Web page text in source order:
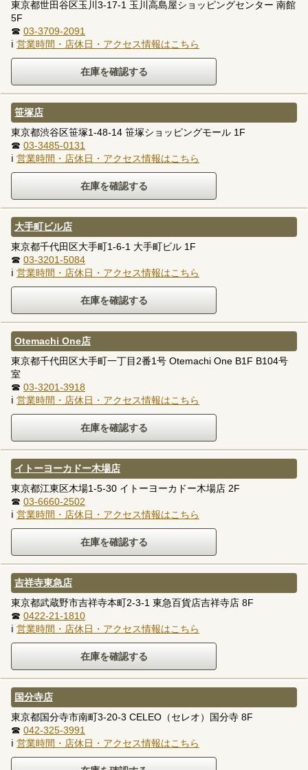
東京都世田谷区玉川3-17-1 玉川高島屋ショッピングセンター 南館
5F
☎ 03-3709-2091
ℹ 営業時間・店休日・アクセス情報はこちら
笹塚店
東京都渋谷区笹塚1-48-14 笹塚ショッピングモール 1F
☎ 03-3485-0131
ℹ 営業時間・店休日・アクセス情報はこちら
大手町ビル店
東京都千代田区大手町1-6-1 大手町ビル 1F
☎ 03-3201-5084
ℹ 営業時間・店休日・アクセス情報はこちら
Otemachi One店
東京都千代田区大手町一丁目2番1号 Otemachi One B1F B104号
室
☎ 03-3201-3918
ℹ 営業時間・店休日・アクセス情報はこちら
イトーヨーカドー木場店
東京都江東区木場1-5-30 イトーヨーカドー木場店 2F
☎ 03-6660-2502
ℹ 営業時間・店休日・アクセス情報はこちら
吉祥寺東急店
東京都武蔵野市吉祥寺本町2-3-1 東急百貨店吉祥寺店 8F
☎ 0422-21-1810
ℹ 営業時間・店休日・アクセス情報はこちら
国分寺店
東京都国分寺市南町3-20-3 CELEO（セレオ）国分寺 8F
☎ 042-325-3991
ℹ 営業時間・店休日・アクセス情報はこちら